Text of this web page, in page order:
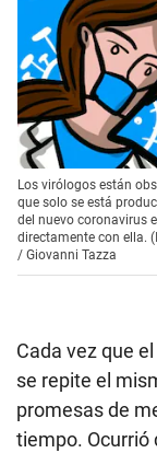
Los virólogos están
que solo se está
del nuevo coronavirus
directamente con ella.
/ Giovanni Tazza
Cada vez que
se repite el
promesas de
tiempo. Ocurrió